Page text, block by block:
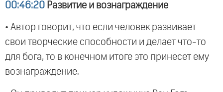
00:46:20 Развитие и вознаграждение
• Автор говорит, что если человек развивает
свои творческие способности и делает что-то
для бога, то в конечном итоге это принесет ему
вознаграждение.